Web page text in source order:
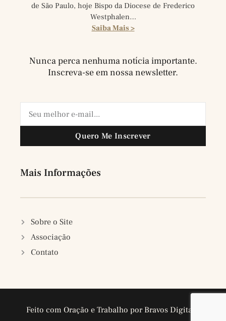
de São Paulo, hoje Bispo da Diocese de Frederico
Westphalen…
Saiba Mais >
Nunca perca nenhuma notícia importante.
Inscreva-se em nossa newsletter.
Quero Me Inscrever
Mais Informações
Sobre o Site
Associação
Contato
Feito com Oração e Trabalho por Bravos Digitais.